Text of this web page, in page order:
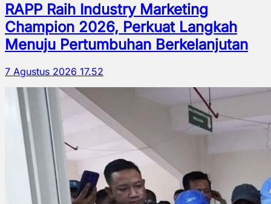
RAPP Raih Industry Marketing
Champion 2026, Perkuat Langkah
Menuju Pertumbuhan Berkelanjutan
7 Agustus 2026 17.52